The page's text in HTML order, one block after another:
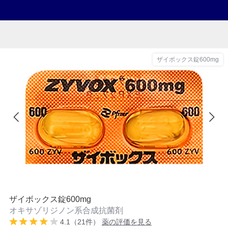
ザイボックス錠600mg
ザイボックス錠600mg
オキサゾリジノン系合成抗菌剤
4.1（21件） 薬の評価を見る